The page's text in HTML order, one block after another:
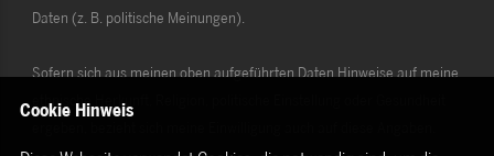
Daten (z. B. politische Meinungen).
Sofern sich aus meinen oben aufgeführten Daten Hinweise auf meine
ethnische Herkunft, Religion, politische Einstellung oder Gesundheit
Cookie Hinweis